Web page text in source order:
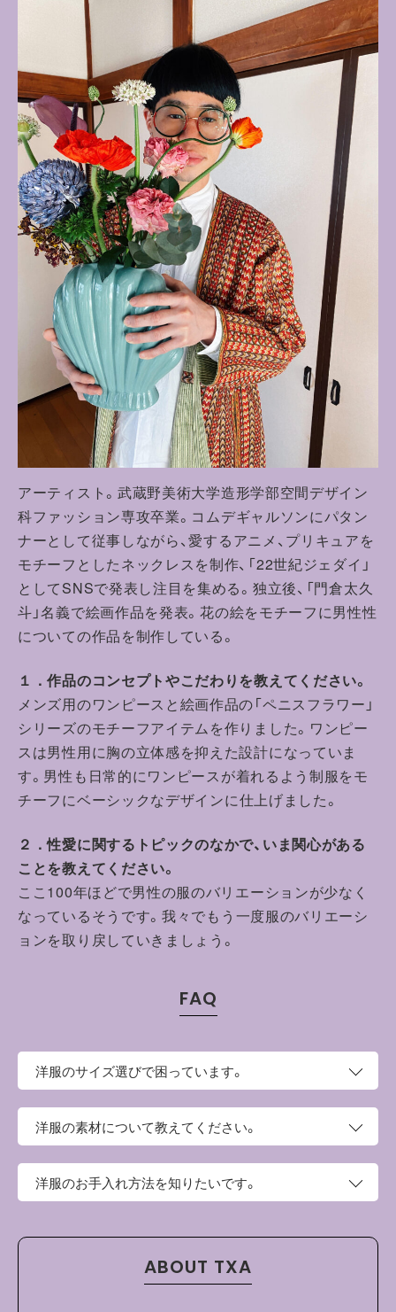
アーティスト。 武蔵野美術大学造形学部空間デザイン
科ファッション専攻卒業。 コムデギャルソンにパタン
ナーとして従事しながら、愛するアニメ、プリキュアを
モチーフとしたネックレスを制作、「22世紀ジェダイ」
としてSNSで発表し注目を集める。独立後、 「門倉太久
斗」名義で絵画作品を発表。花の絵をモチーフに男性性
についての作品を制作している。
１．作品のコンセプトやこだわりを教えてください。
メンズ用のワンピースと絵画作品の「ペニスフラワー」
シリーズのモチーフアイテムを作りました。 ワンピー
スは男性用に胸の立体感を抑えた設計になっていま
す。 男性も日常的にワンピースが着れるよう制服をモ
チーフにベーシッ クなデザインに仕上げました。
２．性愛に関するトピックのなかで、いま関心がある
ことを教えてください。
ここ100年ほどで男性の服のバリエーションが少なく
なっているそうです。 我々でもう一度服のバリエーシ
ョンを取り戻していきましょう。
FAQ
洋服のサイズ選びで困っています。
このページの上部にサイズという項目がございます。そち
らにサイズ表がございますので、お手持ちの洋服と比較し
洋服の素材について教えてください。
ポリエステル100%の4段スムースを使用しています。
洋服のお手入れ方法を知りたいです。
・洗濯やクリーニングの際はネットを使用し、他のものと分
けて洗ってください。
ABOUT TXA